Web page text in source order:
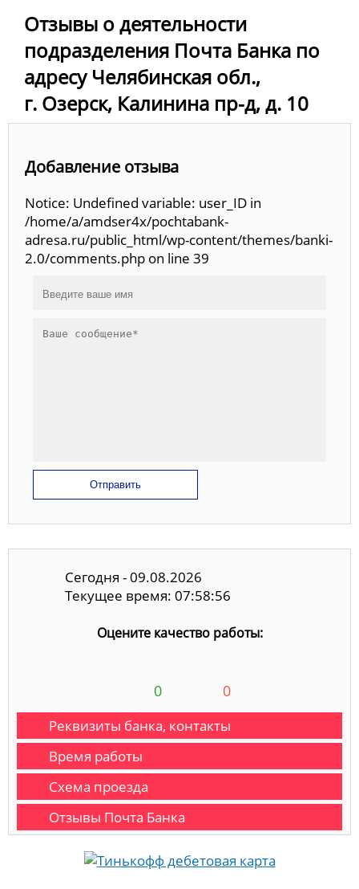
Отзывы о деятельности
подразделения Почта Банка по
адресу Челябинская обл.,
г. Озерск, Калинина пр-д, д. 10
Добавление отзыва
Notice: Undefined variable: user_ID in
/home/a/amdser4x/pochtabank-
adresa.ru/public_html/wp-content/themes/banki-
2.0/comments.php on line 39
Отправить
Сегодня - 09.08.2026
Текущее время: 07:58:57
Оцените качество работы:
0 0
Реквизиты банка, контакты
Время работы
Схема проезда
Отзывы Почта Банка